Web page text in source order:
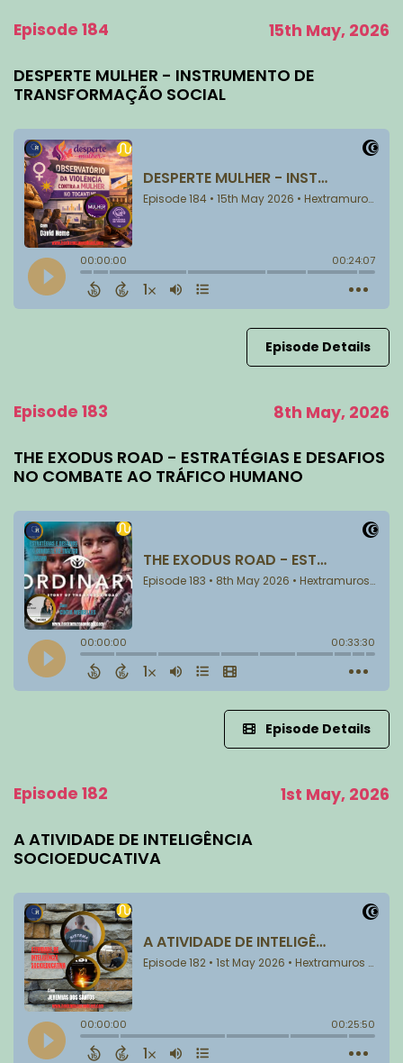
Episode 184 15th May, 2026
DESPERTE MULHER - INSTRUMENTO DE
TRANSFORMAÇÃO SOCIAL
Episode Details
Episode 183 8th May, 2026
THE EXODUS ROAD - ESTRATÉGIAS E DESAFIOS
NO COMBATE AO TRÁFICO HUMANO
Episode Details
Episode 182 1st May, 2026
A ATIVIDADE DE INTELIGÊNCIA
SOCIOEDUCATIVA